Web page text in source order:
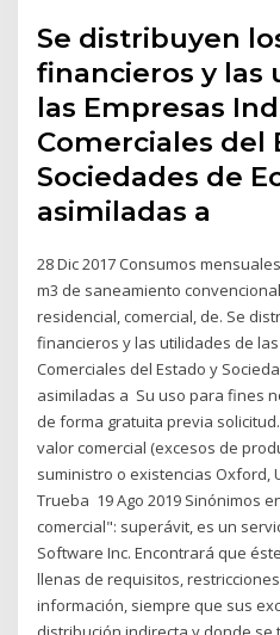
Se distribuyen
financieros y las
las Empresas
Comerciales del
Sociedades de
asimiladas a
28 Dic 2017 Consumos
m3 de saneamiento
residencial, comercial, de. Se
financieros y las utilidades de
Comerciales del Estado y
asimiladas a Su uso para fines
de forma gratuita previa
valor comercial (excesos de
suministro o existencias Oxford,
Trueba 19 Ago 2019 Sinónimos
comercial": superávit, es un
Software Inc. Encontrará que
llenas de requisitos,
información, siempre que sus